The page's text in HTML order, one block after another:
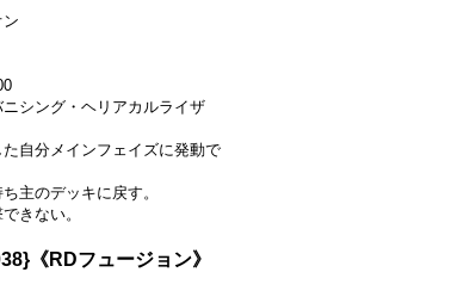
シング・ヘリアカルライザ
自分メインフェイズに発動で
主のデッキに戻す。
きない。
《RDフュージョン》